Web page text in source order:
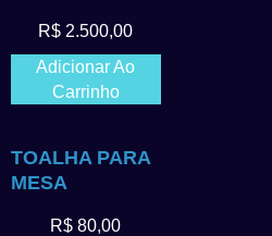
R$ 2.500,00
Adicionar Ao
Carrinho
TOALHA PARA
MESA
R$ 80,00